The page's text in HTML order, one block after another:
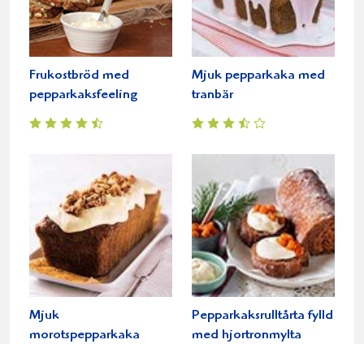
Frukostbröd med
pepparkaksfeeling
Mjuk pepparkaka med
tranbär
Mjuk
morotspepparkaka
Pepparkaksrulltårta fylld
med hjortronmylta